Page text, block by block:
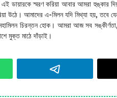
স্মরণ করিয়া আবার আমরা হুঙ্কার
উঠে। আমাদের এ-মিলন যদি মিথ্যা হয়, তবে
চিরন্তন হোক। আমরা আজ সব
মুক্ত মাঠে দাঁড়াই।